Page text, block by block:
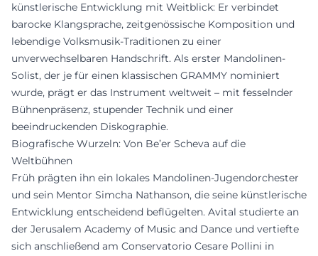
künstlerische Entwicklung mit Weitblick: Er verbindet
barocke Klangsprache, zeitgenössische Komposition und
lebendige Volksmusik-Traditionen zu einer
unverwechselbaren Handschrift. Als erster Mandolinen-
Solist, der je für einen klassischen GRAMMY nominiert
wurde, prägt er das Instrument weltweit – mit fesselnder
Bühnenpräsenz, stupender Technik und einer
beeindruckenden Diskographie.
Biografische Wurzeln: Von Be’er Scheva auf die
Weltbühnen
Früh prägten ihn ein lokales Mandolinen-Jugendorchester
und sein Mentor Simcha Nathanson, die seine künstlerische
Entwicklung entscheidend beflügelten. Avital studierte an
der Jerusalem Academy of Music and Dance und vertiefte
sich anschließend am Conservatorio Cesare Pollini in